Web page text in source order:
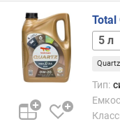
и
я
п
о
к
о
л
Total
1 л
Quartz
Тип: